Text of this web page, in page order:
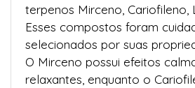
terpenos Mirceno, Cariofileno,
Esses compostos foram
selecionados por suas
O Mirceno possui efeitos
relaxantes, enquanto o